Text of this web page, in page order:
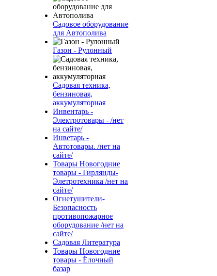
Садовое оборудование
для Автополива
Газон - Рулонный
Садовая техника,
бензиновая,
аккумуляторная
Инвентарь -
Электротовары - /нет
на сайте/
Инветарь -
Автотовары. /нет на
сайте/
Товары Новогодние
товары - Гирлянды-
Элетротехника /нет на
сайте/
Огнетушители-
Безопасность
противопожарное
оборудование /нет на
сайте/
Садовая Литература
Товары Новогодние
товары - Ёлочный
базар